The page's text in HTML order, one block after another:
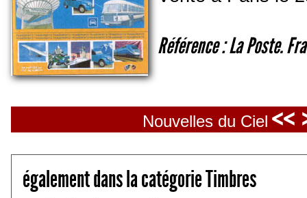
Référence : La Poste.
Nouvelles du Ciel <<
également dans la catégorie Timbres